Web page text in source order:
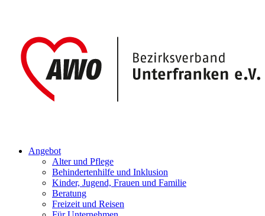
Angebot
Alter und Pflege
Behindertenhilfe und Inklusion
Kinder, Jugend, Frauen und Familie
Beratung
Freizeit und Reisen